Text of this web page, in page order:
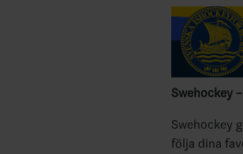
Swehockey
Swehockey
följa dina